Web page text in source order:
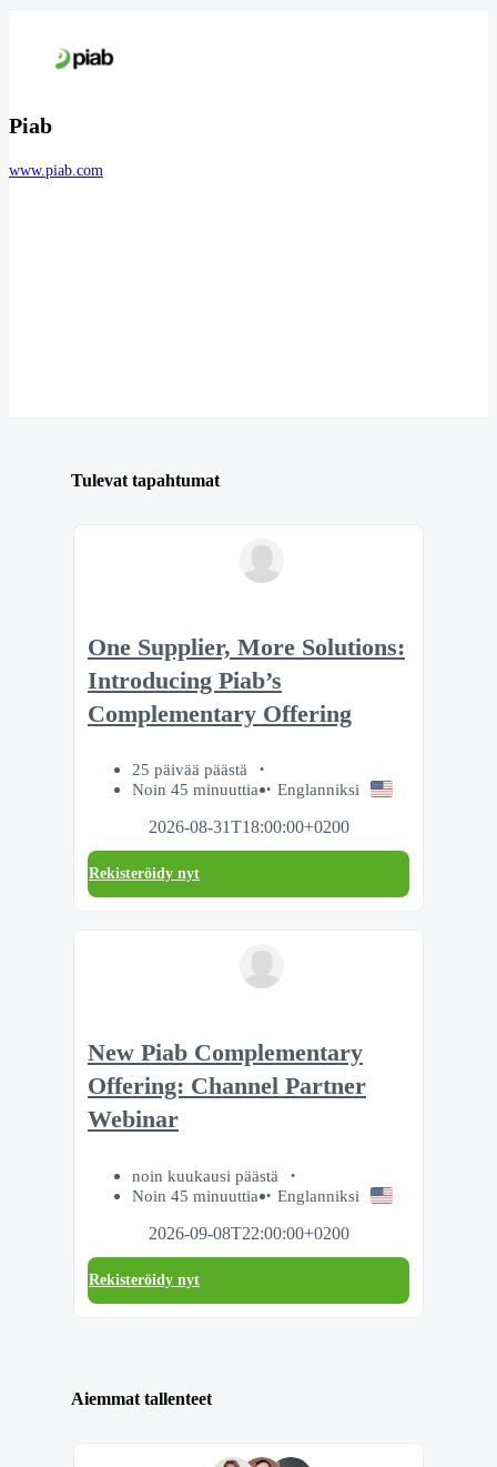
Piab
www.piab.com
Tulevat tapahtumat
One Supplier, More Solutions:
Introducing Piab’s
Complementary Offering
25 päivää päästä
Noin 45 minuuttia
Englanniksi
2026-08-31T18:00:00+0200
Rekisteröidy nyt
New Piab Complementary
Offering: Channel Partner
Webinar
noin kuukausi päästä
Noin 45 minuuttia
Englanniksi
2026-09-08T22:00:00+0200
Rekisteröidy nyt
Aiemmat tallenteet